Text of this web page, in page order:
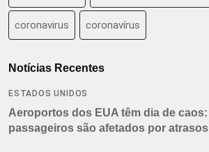
coronavirus coronavírus
Notícias Recentes
ESTADOS UNIDOS
Aeroportos dos EUA têm dia de
passageiros são afetados por